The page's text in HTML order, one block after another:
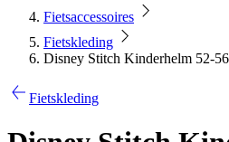
Fietsaccessoires
Fietskleding
Disney Stitch Kinderhelm 52-
Fietskleding